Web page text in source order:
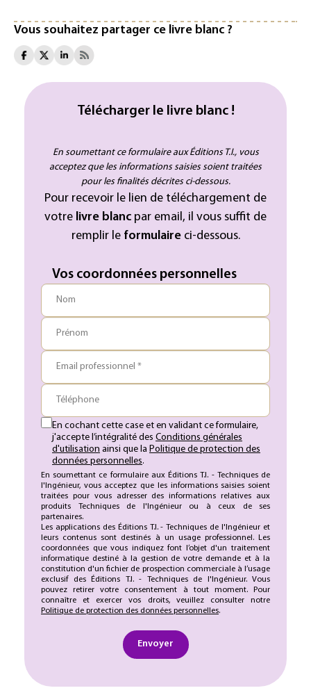
Vous souhaitez partager ce livre blanc ?
Télécharger le livre blanc !
En soumettant ce formulaire aux Éditions T.I., vous
acceptez que les informations saisies soient traitées
pour les finalités décrites ci-dessous.
Pour recevoir le lien de téléchargement de
votre livre blanc par email, il vous suffit de
remplir le formulaireci-dessous.
Vos coordonnées personnelles
Nom
Prénom
Email professionnel *
Téléphone
En cochant cette case et en validant ce formulaire,
j'accepte l’intégralité des Conditions générales
d'utilisation ainsi que la Politique de protection des
données personnelles.
En soumettant ce formulaire aux Éditions T.I. - Techniques de
l'Ingénieur, vous acceptez que les informations saisies soient
traitées pour vous adresser des informations relatives aux
produits Techniques de l'Ingénieur ou à ceux de ses
partenaires.
Les applications des Éditions T.I. - Techniques de l'Ingénieur et
leurs contenus sont destinés à un usage professionnel. Les
coordonnées que vous indiquez font l’objet d'un traitement
informatique destiné à la gestion de votre demande et à la
constitution d'un fichier de prospection commerciale à l’usage
exclusif des Éditions T.I. - Techniques de l'Ingénieur. Vous
pouvez retirer votre consentement à tout moment. Pour
connaître et exercer vos droits, veuillez consulter notre
Politique de protection des données personnelles.
Envoyer